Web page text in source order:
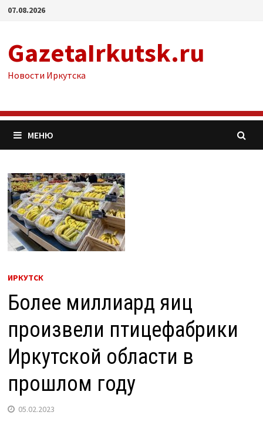
Перейти
07.08.2026
GazetaIrkutsk.ru
Новости Иркутска
МЕНЮ
ИРКУТСК
Более миллиард яиц
произвели птицефабрики
Иркутской области в
прошлом году
05.02.2023